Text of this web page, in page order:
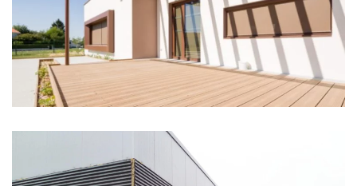
EHPAD ÉTOILE DU SOIR